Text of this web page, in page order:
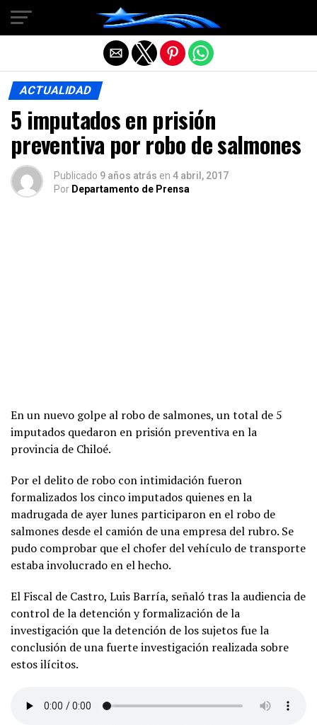
ACTUALIDAD
5 imputados en prisión
preventiva por robo de salmones
Publicado 9 años atrás en 4 abril, 2017
Por Departamento de Prensa
En un nuevo golpe al robo de salmones, un total de 5
imputados quedaron en prisión preventiva en la
provincia de Chiloé.
Por el delito de robo con intimidación fueron
formalizados los cinco imputados quienes en la
madrugada de ayer lunes participaron en el robo de
salmones desde el camión de una empresa del rubro. Se
pudo comprobar que el chofer del vehículo de transporte
estaba involucrado en el hecho.
El Fiscal de Castro, Luis Barría, señaló tras la audiencia de
control de la detención y formalización de la
investigación que la detención de los sujetos fue la
conclusión de una fuerte investigación realizada sobre
estos ilícitos.
Salir de la versión móvil